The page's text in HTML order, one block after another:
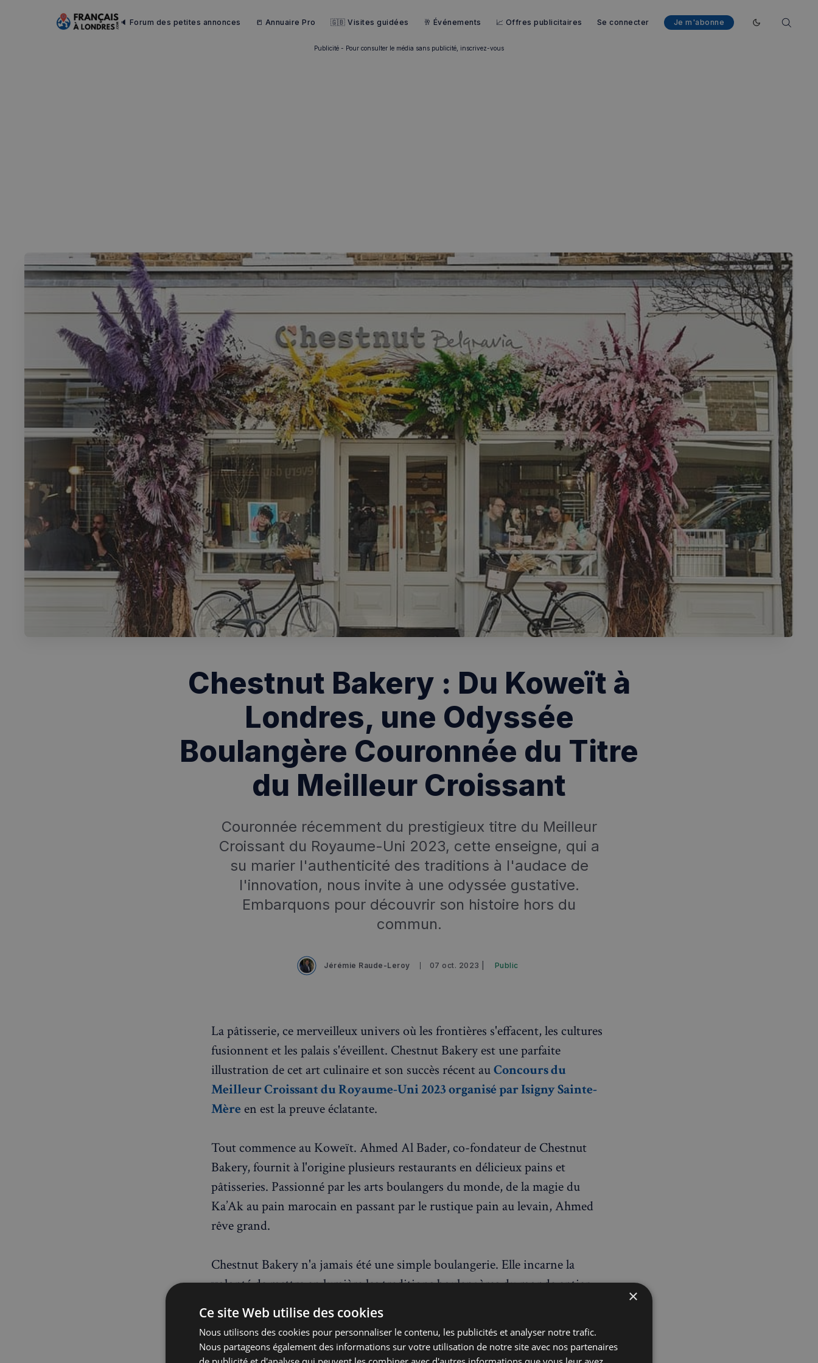
🔈 Forum des petites annonces 📒 Annuaire Pro 🇬🇧 Visites guidées 🥂 Événements 📈 Offres publicitaires Se connecter Je m'abonne
Enable dark mode
Recherche ✨Chatbot IA
Rechercher dans Français à Londres - Magazine
fermer
RECHERCHES POPULAIRES
Annuaire des professionnels
Visites guidées
Événements à venir
Publicité - Pour consulter le média sans publicité, inscrivez-vous
Chestnut Bakery : Du Koweït à
Londres, une Odyssée
Boulangère Couronnée du Titre
du Meilleur Croissant
Couronnée récemment du prestigieux titre du Meilleur
Croissant du Royaume-Uni 2023, cette enseigne, qui a
su marier l'authenticité des traditions à l'audace de
l'innovation, nous invite à une odyssée gustative.
Embarquons pour découvrir son histoire hors du
commun.
Jérémie Raude-Leroy 07 oct. 2023 | Public
La pâtisserie, ce merveilleux univers où les frontières s'effacent, les cultures
fusionnent et les palais s'éveillent. Chestnut Bakery est une parfaite
illustration de cet art culinaire et son succès récent auConcours du
Meilleur Croissant du Royaume-Uni 2023 organisé par Isigny Sainte-
Mère en est la preuve éclatante.
Tout commence au Koweït. Ahmed Al Bader, co-fondateur de Chestnut
Bakery, fournit à l'origine plusieurs restaurants en délicieux pains et
pâtisseries. Passionné par les arts boulangers du monde, de la magie du
Ka’Ak au pain marocain en passant par le rustique pain au levain, Ahmed
rêve grand.
Chestnut Bakery n'a jamais été une simple boulangerie. Elle incarne la
volonté de mettre en lumière les traditions boulangères du monde entier
tout en poussant les frontières de l'innovation. Rassembler les gens autour
d'un pain authentique, c'est bien, mais Ahmed va plus loin. Pour lui, la
qualité des relations que Chestnut entretient avec les communautés locales
×
Ce site Web utilise des cookies
Nous utilisons des cookies pour personnaliser le contenu, les publicités et analyser notre trafic.
Nous partageons également des informations sur votre utilisation de notre site avec nos partenaires